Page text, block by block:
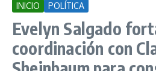
INICIO POLÍTICA
Evelyn Salgado
coordinación con